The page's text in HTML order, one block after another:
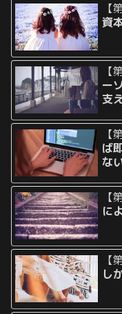
【
資
【
ー
支
【
ば
な
【
に
【
し